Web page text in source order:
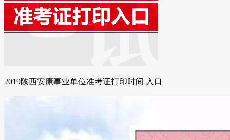
2019陕西安康事业单位准考证打印时间 入口